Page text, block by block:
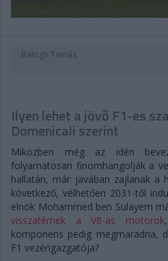
Balogh Tamás
Ilyen lehet a jövő F1-es
Domenicali szerint
Miközben még az idén
folyamatosan finomhangolják a
hallatán, már javában zajlanak a
következő, vélhetően 2031-től
elnök Mohammed ben Sulayem
visszatérnek a V8-as motorok
komponens pedig megmaradna,
F1 vezérigazgatója?